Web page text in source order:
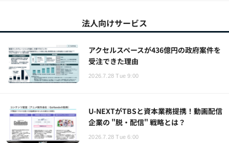
法人向けサービス
アクセルスペースが436億円の政府案件を
受注できた理由
2026.7.28 Tue 9:00
U-NEXTがTBSと資本業務提携！動画配信
企業の "脱・配信" 戦略とは？
2026.7.28 Tue 6:00